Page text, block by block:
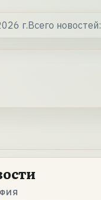
г.Всего новостей: